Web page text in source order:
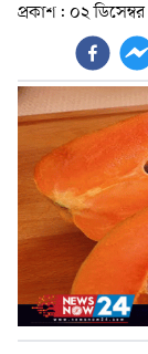
প্রকাশ: ০২